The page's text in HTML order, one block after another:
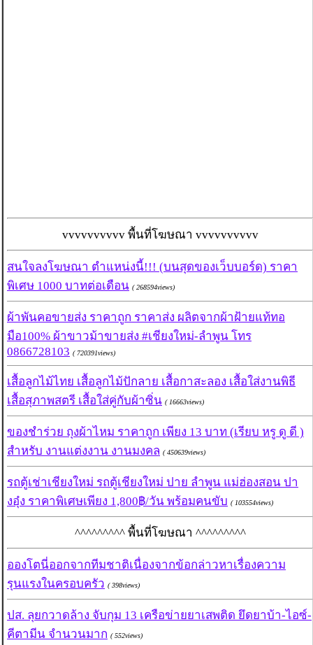
vvvvvvvvvv พื้นที่โฆษณา vvvvvvvvvv
สนใจลงโฆษณา ตำแหน่งนี้!!! (บนสุดของเว็บบอร์ด) ราคา
พิเศษ 1000 บาทต่อเดือน ( 268594views)
ผ้าพันคอขายส่ง ราคาถูก ราคาส่ง ผลิตจากผ้าฝ้ายแท้ทอ
มือ100% ผ้าขาวม้าขายส่ง #เชียงใหม่-ลำพูน โทร
0866728103 ( 720391views)
เสื้อลูกไม้ไทย เสื้อลูกไม้ปักลาย เสื้อกาสะลอง เสื้อใส่งานพิธี
เสื้อสุภาพสตรี เสื้อใส่คู่กับผ้าซิ่น ( 16663views)
ของชำร่วย ถุงผ้าไหม ราคาถูก เพียง 13 บาท (เรียบ หรู ดู ดี )
สำหรับ งานแต่งงาน งานมงคล ( 450639views)
รถตู้เช่าเชียงใหม่ รถตู้เชียงใหม่ ปาย ลำพูน แม่ฮ่องสอน ปา
งอุ๋ง ราคาพิเศษเพียง 1,800฿/วัน พร้อมคนขับ ( 103554views)
^^^^^^^^^ พื้นที่โฆษณา ^^^^^^^^^
อองโตนี่ออกจากทีมชาติเนื่องจากข้อกล่าวหาเรื่องความ
รุนแรงในครอบครัว ( 398views)
ปส. ลุยกวาดล้าง จับกุม 13 เครือข่ายยาเสพติด ยึดยาบ้า-ไอซ์-
คีตามีน จำนวนมาก ( 552views)